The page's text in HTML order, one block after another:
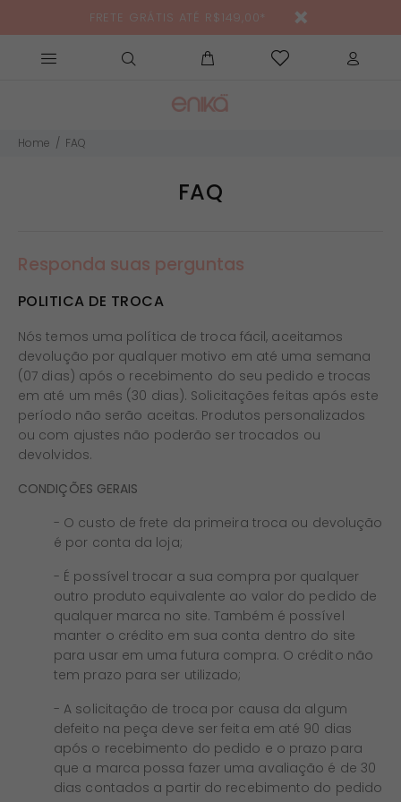
FRETE GRÁTIS ATÉ R$149,00*
Home FAQ
FAQ
Responda suas perguntas
POLITICA DE TROCA
Nós temos uma política de troca fácil, aceitamos
devolução por qualquer motivo em até uma semana
(07 dias) após o recebimento do seu pedido e trocas
em até um mês (30 dias). Solicitações feitas após este
período não serão aceitas. Produtos personalizados
ou com ajustes não poderão ser trocados ou
devolvidos.
CONDIÇÕES GERAIS
- O custo de frete da primeira troca ou devolução
é por conta da loja;
- É possível trocar a sua compra por qualquer
outro produto equivalente ao valor do pedido de
qualquer marca no site. Também é possível
manter o crédito em sua conta dentro do site
para usar em uma futura compra. O crédito não
tem prazo para ser utilizado;
- A solicitação de troca por causa da algum
defeito na peça deve ser feita em até 90 dias
após o recebimento do pedido e o prazo para
que a marca possa fazer uma avaliação é de 30
dias contados a partir do recebimento do pedido